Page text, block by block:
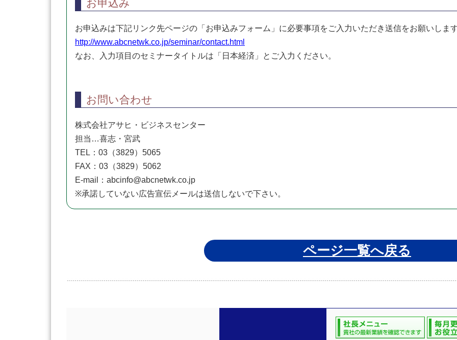
お申込み
お申込みは下記リンク先ページの「お申込みフォーム」に必要事項をご入力いただき送信をお願いしま
http://www.abcnetwk.co.jp/seminar/contact.html
なお、入力項目のセミナータイトルは「日本経済」とご入力ください。
お問い合わせ
株式会社アサヒ・ビジネスセンター
担当…喜志・宮武
TEL：03（3829）5065
FAX：03（3829）5062
E-mail：abcinfo@abcnetwk.co.jp
※承諾していない広告宣伝メールは送信しないで下さい。
ページ一覧へ戻る